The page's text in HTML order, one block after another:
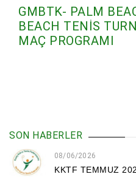
GMBTK- PALM
BEACH TENİS
MAÇ PROGRAMI
SON HABERLER
08/06/2026
KKTF TEMMUZ